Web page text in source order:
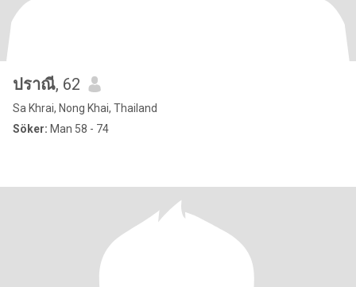
ปราณี, 62
Sa Khrai, Nong Khai, Thailand
Söker: Man 58 - 74